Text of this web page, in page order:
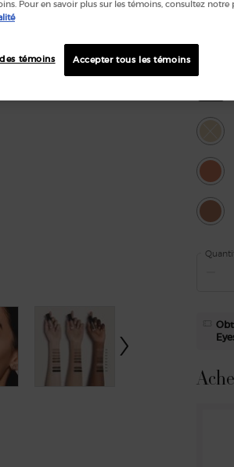
The
26S
25M
Pour en savoir plus sur les témoins, consultez
Accepter tous les témoins
témoins